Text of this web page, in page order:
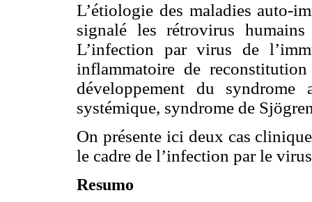
L’étiologie des maladies auto-
signalé les rétrovirus
L’infection par virus de
inflammatoire de
développement du syndrome
systémique, syndrome de
On présente ici deux cas
le cadre de l’infection par le
Resumo